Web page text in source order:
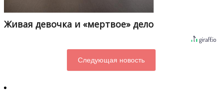
Живая девочка и «мертвое» дело
Следующая новость